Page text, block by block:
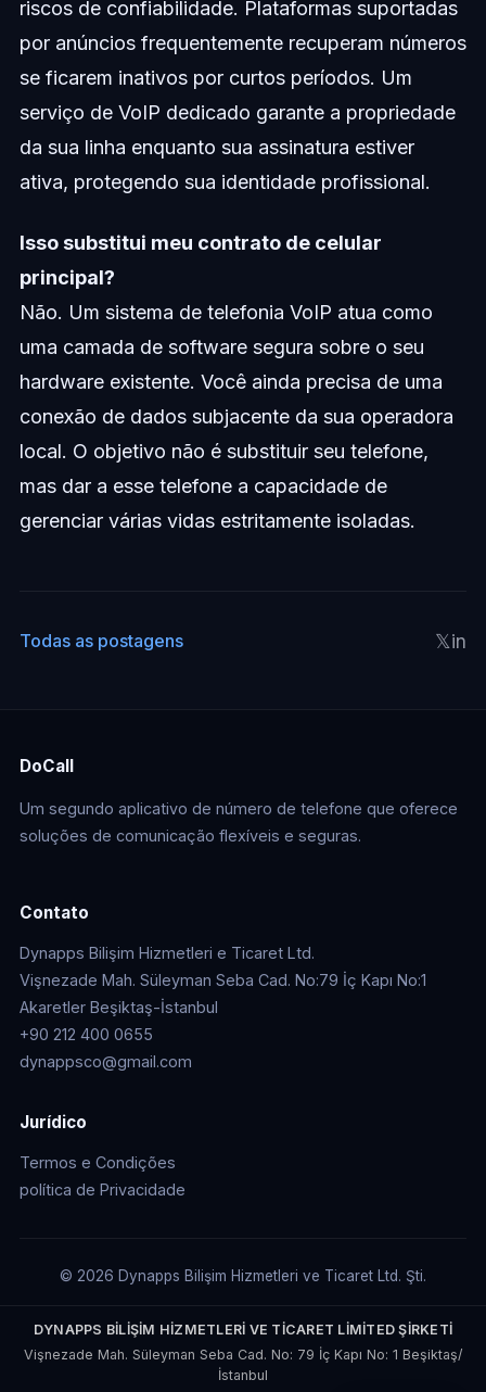
riscos de confiabilidade. Plataformas suportadas
por anúncios frequentemente recuperam números
se ficarem inativos por curtos períodos. Um
serviço de VoIP dedicado garante a propriedade
da sua linha enquanto sua assinatura estiver
ativa, protegendo sua identidade profissional.
Isso substitui meu contrato de celular
principal?
Não. Um sistema de telefonia VoIP atua como
uma camada de software segura sobre o seu
hardware existente. Você ainda precisa de uma
conexão de dados subjacente da sua operadora
local. O objetivo não é substituir seu telefone,
mas dar a esse telefone a capacidade de
gerenciar várias vidas estritamente isoladas.
Todas as postagens 𝕏in
DoCall
Um segundo aplicativo de número de telefone que oferece
soluções de comunicação flexíveis e seguras.
Contato
Dynapps Bilişim Hizmetleri e Ticaret Ltd.
Vişnezade Mah. Süleyman Seba Cad. No:79 İç Kapı No:1
Akaretler Beşiktaş-İstanbul
+90 212 400 0655
dynappsco@gmail.com
Jurídico
Termos e Condições
política de Privacidade
© 2026 Dynapps Bilişim Hizmetleri ve Ticaret Ltd. Şti.
DYNAPPS BİLİŞİM HİZMETLERİ VE TİCARET LİMİTED ŞİRKETİ
Vişnezade Mah. Süleyman Seba Cad. No: 79 İç Kapı No: 1 Beşiktaş/
İstanbul